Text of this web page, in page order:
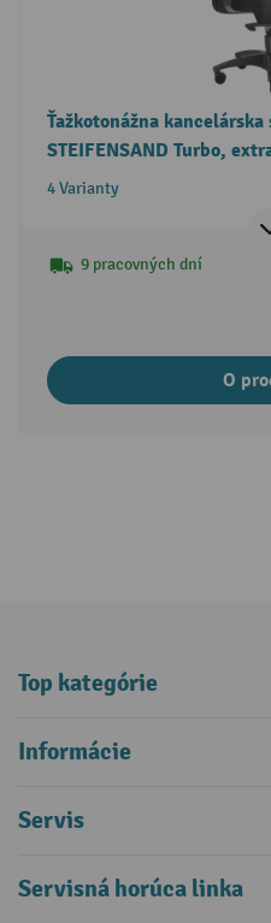
Ťažkotonážna
STEIFENSAND Turbo,
4 Varianty
9 pracovných dní
O
Top kategórie
Informácie
Servis
Servisná horúca linka